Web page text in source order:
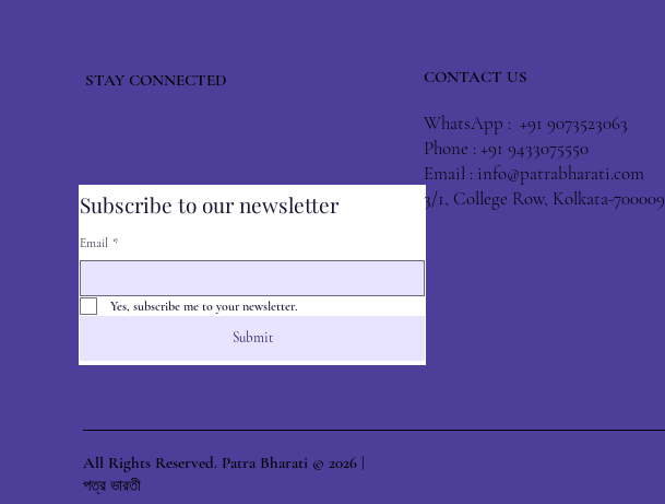
Subscribe to our newsletter
Email *
Yes, subscribe me to your newsletter.
Submit
STAY CONNECTED CONTACT US
WhatsApp : +91 9073523063
Phone : +91 9433075550
Email : info@patrabharati.com
3/1, College Row, Kolkata-700009
All Rights Reserved. Patra Bharati © 2026 |
পত্র ভারতী